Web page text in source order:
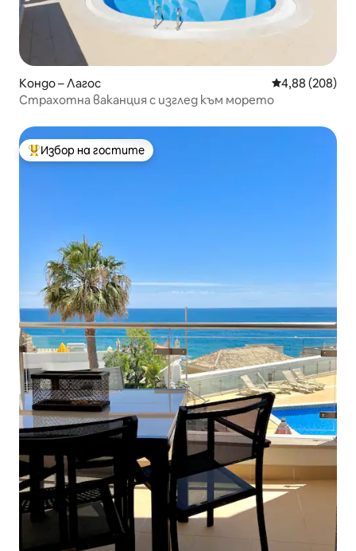
Кондо – Лагос Средна
4,88 (208)
Страхотна ваканция с изглед към морето
Най-популярен избор на гостите
Избор на гостите